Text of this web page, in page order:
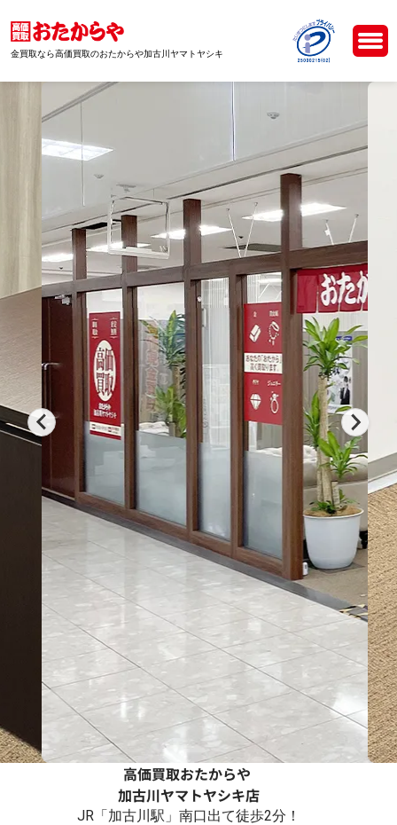
金買取なら高価買取のおたからや加古川ヤマトヤシキ
高価買取おたからや
加古川ヤマトヤシキ店
JR「加古川駅」南口出て徒歩2分！